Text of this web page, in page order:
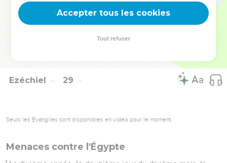
Ils y habiteront en sécurité. Ils construiront des maisons et
planteront des vignes. Ils y habiteront en sécurité quand
j’aurai mis en œuvre mes jugements contre tous ceux de
Ezéchiel 29
Seuls les Évangiles sont disponibles en vidéo pour le moment.
Menaces contre l'Égypte
1
Accepter tous les cookies
Tout refuser